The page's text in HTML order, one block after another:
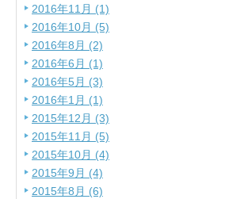
2016年11月 (1)
2016年10月 (5)
2016年8月 (2)
2016年6月 (1)
2016年5月 (3)
2016年1月 (1)
2015年12月 (3)
2015年11月 (5)
2015年10月 (4)
2015年9月 (4)
2015年8月 (6)